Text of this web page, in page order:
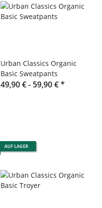
Urban Classics Organic
Basic Sweatpants
49,90 € - 59,90 €*
AUF LAGER